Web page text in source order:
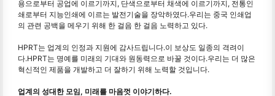
용으로부터 공업에 이르기까지, 단색으로부터 채색에 이르기까지, 전통인
쇄로부터 지능인쇄에 이르는 발전기술을 장악하였다.우리는 중국 인쇄업
의 관련 공백을 메우기 위해 한 걸음 한 걸음 노력하고 있다.
HPRT는 업계의 인정과 지원에 감사드립니다.이 보상도 일종의 격려이
다.HPRT는 명예를 미래의 기대와 원동력으로 바꿀 것이다.우리는 더 많은
혁신적인 제품을 개발하고 더 잘하기 위해 노력할 것입니다.
업계의 성대한 모임, 미래를 마음껏 이야기하다.